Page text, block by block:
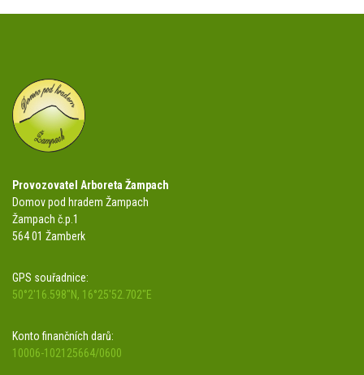
Provozovatel Arboreta Žampach
Domov pod hradem Žampach
Žampach č.p.1
564 01 Žamberk
GPS souřadnice:
50°2'16.598"N, 16°25'52.702"E
Konto finančních darů:
10006-102125664/0600